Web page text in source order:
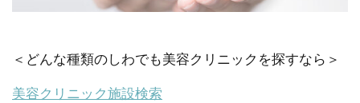
＜どんな種類のしわでも美容クリニックを探すなら＞
美容クリニック施設検索